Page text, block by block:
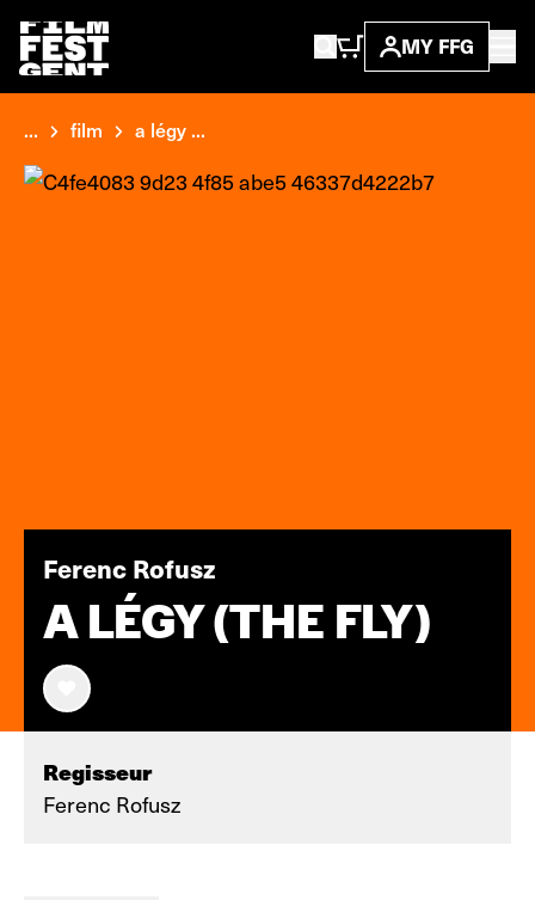
MY FFG
... film a légy ...
Ferenc Rofusz
A LÉGY (THE FLY)
Regisseur
Ferenc Rofusz